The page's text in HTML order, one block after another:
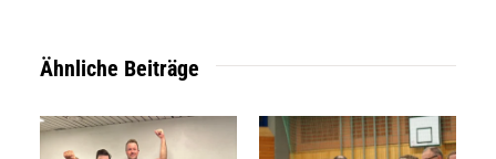
Ähnliche Beiträge